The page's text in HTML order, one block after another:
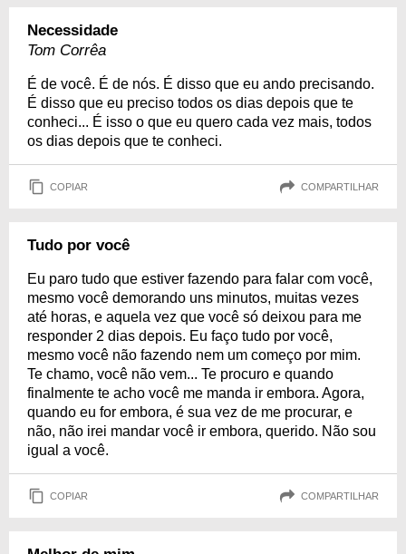
Necessidade
Tom Corrêa
É de você. É de nós. É disso que eu ando precisando.
É disso que eu preciso todos os dias depois que te
conheci... É isso o que eu quero cada vez mais, todos
os dias depois que te conheci.
COPIAR COMPARTILHAR
Tudo por você
Eu paro tudo que estiver fazendo para falar com você,
mesmo você demorando uns minutos, muitas vezes
até horas, e aquela vez que você só deixou para me
responder 2 dias depois. Eu faço tudo por você,
mesmo você não fazendo nem um começo por mim.
Te chamo, você não vem... Te procuro e quando
finalmente te acho você me manda ir embora. Agora,
quando eu for embora, é sua vez de me procurar, e
não, não irei mandar você ir embora, querido. Não sou
igual a você.
COPIAR COMPARTILHAR